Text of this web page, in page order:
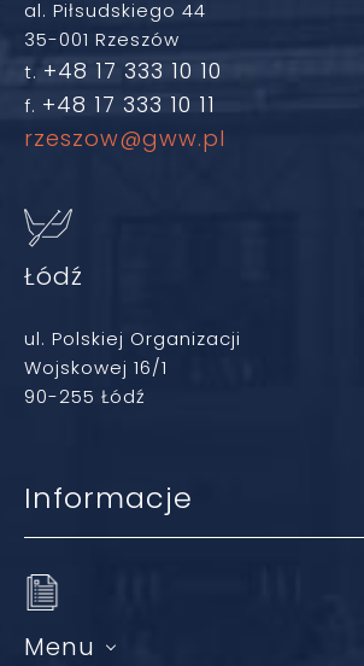
al. Piłsudskiego 44
35-001 Rzeszów
t. +48 17 333 10 10
f. +48 17 333 10 11
rzeszow@gww.pl
Łódź
ul. Polskiej Organizacji
Wojskowej 16/1
90-255 Łódź
Informacje
Menu